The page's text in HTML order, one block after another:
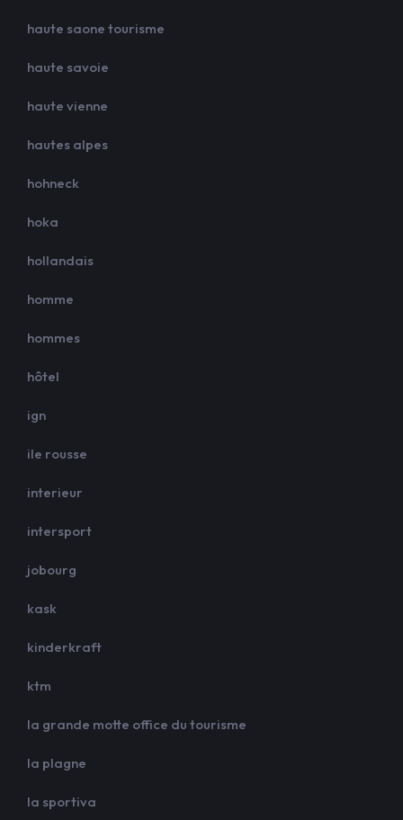
haute saone tourisme
haute savoie
haute vienne
hautes alpes
hohneck
hoka
hollandais
homme
hommes
hôtel
ign
ile rousse
interieur
intersport
jobourg
kask
kinderkraft
ktm
la grande motte office du tourisme
la plagne
la sportiva